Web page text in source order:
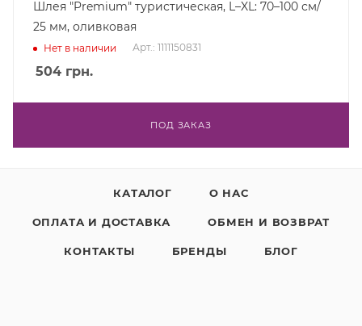
Шлея "Premium" туристическая, L–XL: 70–100 см/
25 мм, оливковая
Нет в наличии Арт.: 1111150831
504 грн.
ПОД ЗАКАЗ
КАТАЛОГ О НАС
ОПЛАТА И ДОСТАВКА ОБМЕН И ВОЗВРАТ
КОНТАКТЫ БРЕНДЫ БЛОГ